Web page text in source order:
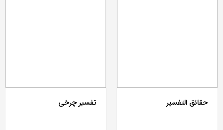
حقائق التفسیر تفسیر چرخی